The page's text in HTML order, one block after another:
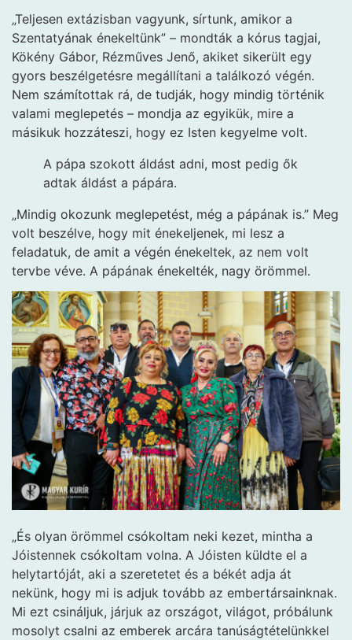
„Teljesen extázisban vagyunk, sírtunk, amikor a
Szentatyának énekeltünk” – mondták a kórus tagjai,
Kökény Gábor, Rézműves Jenő, akiket sikerült egy
gyors beszélgetésre megállítani a találkozó végén.
Nem számítottak rá, de tudják, hogy mindig történik
valami meglepetés – mondja az egyikük, mire a
másikuk hozzáteszi, hogy ez Isten kegyelme volt.
A pápa szokott áldást adni, most pedig ők
adtak áldást a pápára.
„Mindig okozunk meglepetést, még a pápának is.” Meg
volt beszélve, hogy mit énekeljenek, mi lesz a
feladatuk, de amit a végén énekeltek, az nem volt
tervbe véve. A pápának énekelték, nagy örömmel.
„És olyan örömmel csókoltam neki kezet, mintha a
Jóistennek csókoltam volna. A Jóisten küldte el a
helytartóját, aki a szeretetet és a békét adja át
nekünk, hogy mi is adjuk tovább az embertársainknak.
Mi ezt csináljuk, járjuk az országot, világot, próbálunk
mosolyt csalni az emberek arcára tanúságtételünkkel